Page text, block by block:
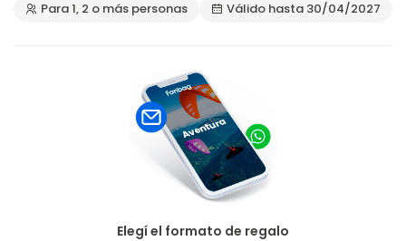
Para 1, 2 o más personas Válido hasta 30/04/2027
Elegí el formato de regalo